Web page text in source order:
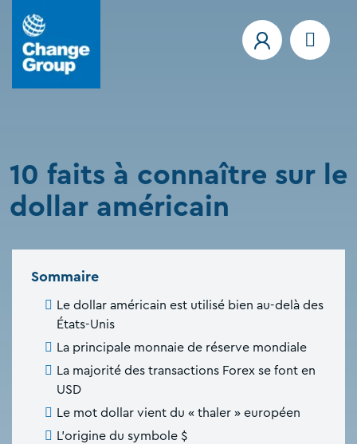
10 faits à connaître sur le
dollar américain
Sommaire
Le dollar américain est utilisé bien au-delà des
États-Unis
La principale monnaie de réserve mondiale
La majorité des transactions Forex se font en
USD
Le mot dollar vient du « thaler » européen
L’origine du symbole $